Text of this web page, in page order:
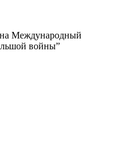
на Международный
войны”